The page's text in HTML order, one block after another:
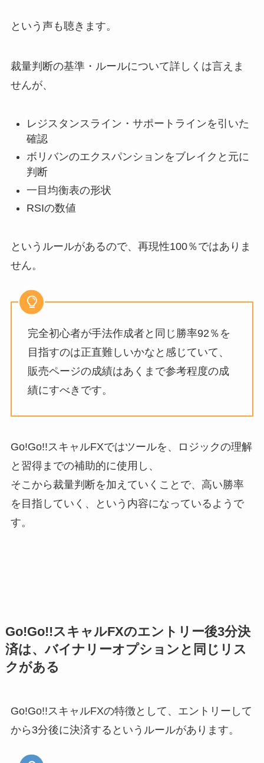
という声も聴きます。
裁量判断の基準・ルールについて詳しくは言えま
せんが、
レジスタンスライン・サポートラインを引いた
確認
ボリバンのエクスパンションをブレイクと元に
判断
一目均衡表の形状
RSIの数値
というルールがあるので、再現性100％ではありま
せん。
完全初心者が手法作成者と同じ勝率92％を
目指すのは正直難しいかなと感じていて、
販売ページの成績はあくまで参考程度の成
績にすべきです。
Go!Go!!スキャルFXではツールを、ロジックの理解
と習得までの補助的に使用し、
そこから裁量判断を加えていくことで、高い勝率
を目指していく、という内容になっているようで
す。
Go!Go!!スキャルFXのエントリー後3分決
済は、バイナリーオプションと同じリス
クがある
Go!Go!!スキャルFXの特徴として、エントリーして
から3分後に決済するというルールがあります。